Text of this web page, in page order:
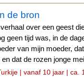
de bron
over een geest
geen tijd was, in de
van mijn moeder,
dat de rozen jonge
| vanaf 10 jaar | ca.